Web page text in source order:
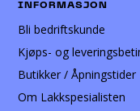
INFORMASJON
Bli bedriftskunde
Kjøps- og
Butikker / Åpningstider
Om Lakkspesialisten